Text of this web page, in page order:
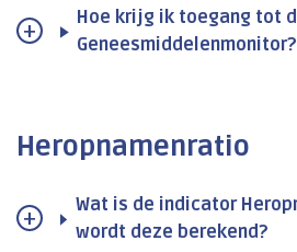
Hoe krijg ik toegang tot
Geneesmiddelenmonitor?
Heropnamenratio
Wat is de indicator
wordt deze berekend?